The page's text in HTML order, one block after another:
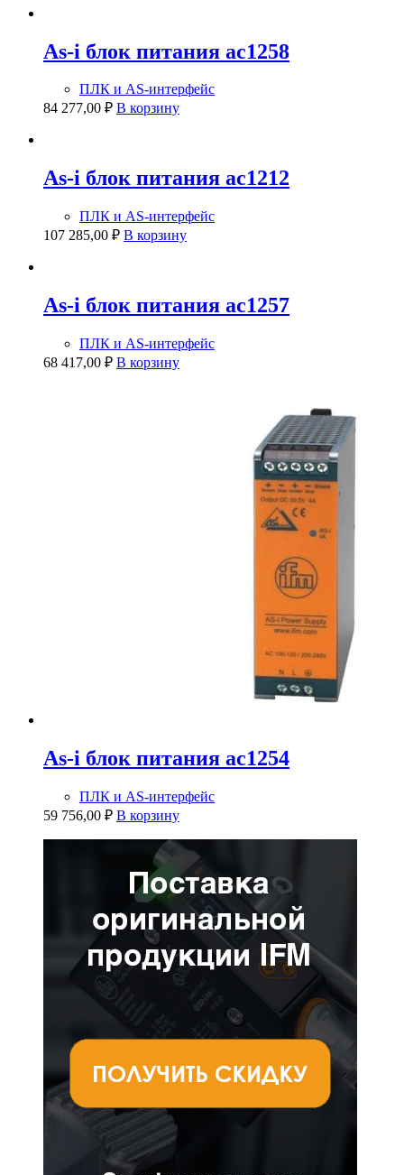
As-i блок питания ac1258
ПЛК и AS-интерфейс
84 277,00 ₽ В корзину
As-i блок питания ac1212
ПЛК и AS-интерфейс
107 285,00 ₽ В корзину
As-i блок питания ac1257
ПЛК и AS-интерфейс
68 417,00 ₽ В корзину
As-i блок питания ac1254
ПЛК и AS-интерфейс
59 756,00 ₽ В корзину